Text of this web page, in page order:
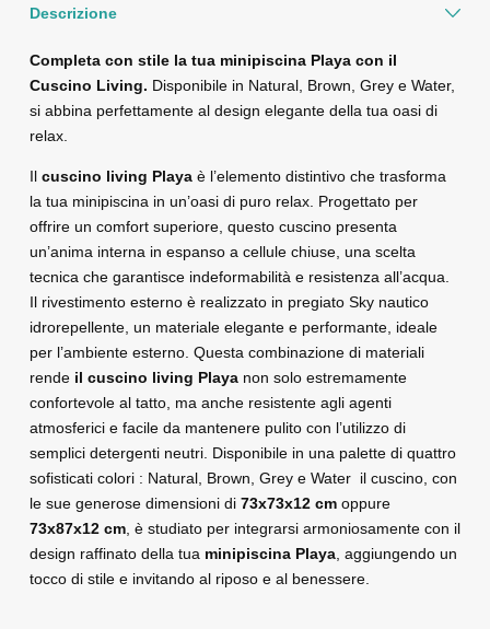
Descrizione
Completa con stile la tua minipiscina Playa con il
Cuscino Living. Disponibile in Natural, Brown, Grey e Water,
si abbina perfettamente al design elegante della tua oasi di
relax.
Il cuscino living Playaè l’elemento distintivo che trasforma
la tua minipiscina in un’oasi di puro relax. Progettato per
offrire un comfort superiore, questo cuscino presenta
un’anima interna in espanso a cellule chiuse, una scelta
tecnica che garantisce indeformabilità e resistenza all’acqua.
Il rivestimento esterno è realizzato in pregiato Sky nautico
idrorepellente, un materiale elegante e performante, ideale
per l’ambiente esterno. Questa combinazione di materiali
rende il cuscino living Playanon solo estremamente
confortevole al tatto, ma anche resistente agli agenti
atmosferici e facile da mantenere pulito con l’utilizzo di
semplici detergenti neutri. Disponibile in una palette di quattro
sofisticati colori : Natural, Brown, Grey e Water il cuscino, con
le sue generose dimensioni di 73x73x12 cmoppure
73x87x12 cm, è studiato per integrarsi armoniosamente con il
design raffinato della tua minipiscina Playa, aggiungendo un
tocco di stile e invitando al riposo e al benessere.